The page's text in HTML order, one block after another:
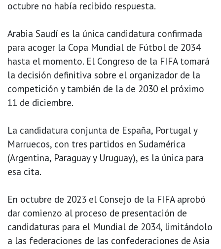
octubre no había recibido respuesta.
Arabia Saudí es la única candidatura confirmada
para acoger la Copa Mundial de Fútbol de 2034
hasta el momento. El Congreso de la FIFA tomará
la decisión definitiva sobre el organizador de la
competición y también de la de 2030 el próximo
11 de diciembre.
La candidatura conjunta de España, Portugal y
Marruecos, con tres partidos en Sudamérica
(Argentina, Paraguay y Uruguay), es la única para
esa cita.
En octubre de 2023 el Consejo de la FIFA aprobó
dar comienzo al proceso de presentación de
candidaturas para el Mundial de 2034, limitándolo
a las federaciones de las confederaciones de Asia